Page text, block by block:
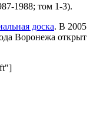
1988; том 1-3).
доска. В 2005
Воронежа открыт